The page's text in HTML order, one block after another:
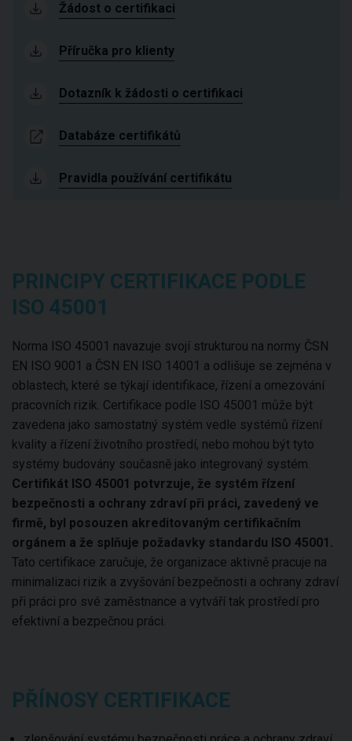
Žádost o certifikaci
Příručka pro klienty
Dotazník k žádosti o certifikaci
Databáze certifikátů
Pravidla používání certifikátu
PRINCIPY CERTIFIKACE PODLE
ISO 45001
Norma ISO 45001 navazuje svojí strukturou na normy ČSN
EN ISO 9001 a ČSN EN ISO 14001 a odlišuje se zejména v
oblastech, které se týkají identifikace, řízení a omezování
pracovních rizik. Certifikace podle ISO 45001 může být
zavedena jako samostatný systém vedle systémů řízení
kvality a řízení životního prostředí, nebo mohou být tyto
systémy budovány současně jako integrovaný systém.
Certifikát ISO 45001 potvrzuje, že systém řízení
bezpečnosti a ochrany zdraví při práci, zavedený ve
firmě, byl posouzen akreditovaným certifikačním
orgánem a že splňuje požadavky standardu ISO 45001.
Tato certifikace zaručuje, že organizace aktivně pracuje na
minimalizaci rizik a zvyšování bezpečnosti a ochrany zdraví
při práci pro své zaměstnance a vytváří tak prostředí pro
efektivní a bezpečnou práci.
PŘÍNOSY CERTIFIKACE